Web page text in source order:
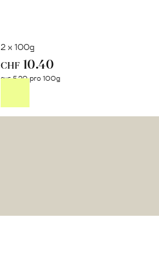
2 x 100g
CHF 10.40
CHF5.20 pro 100g